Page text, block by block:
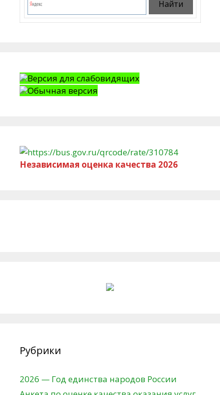
Версия для слабовидящих
Обычная версия
Независимая оценка качества 2026
Рубрики
2026 — Год единства народов России